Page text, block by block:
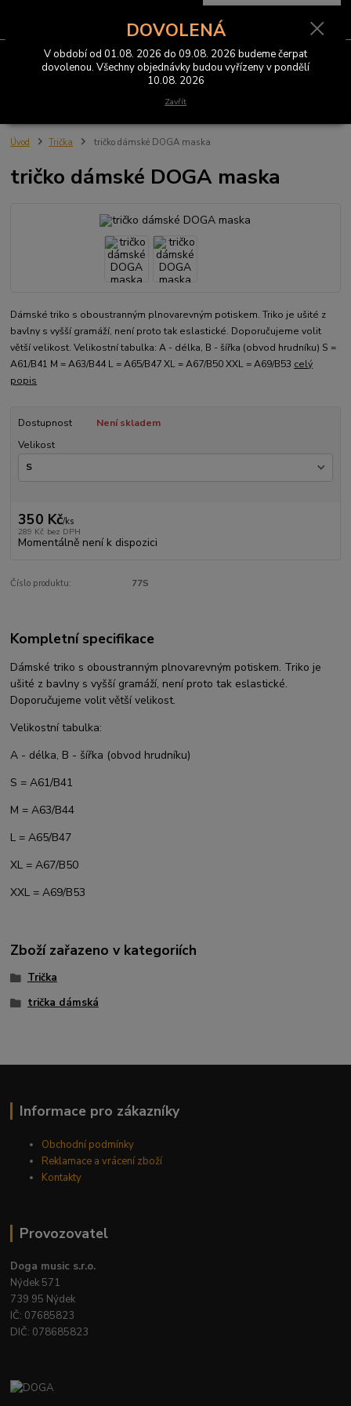
Menu
0 Kč
Úvod Trička tričko dámské DOGA maska
tričko dámské DOGA maska
Dámské triko s oboustranným plnovarevným potiskem. Triko je ušité z
bavlny s vyšší gramáží, není proto tak eslastické. Doporučujeme volit
větší velikost. Velikostní tabulka: A - délka, B - šířka (obvod hrudníku) S =
A61/B41 M = A63/B44 L = A65/B47 XL = A67/B50 XXL = A69/B53 celý
popis
Dostupnost
Není skladem
Velikost
350 Kč/ks
289 Kč bez DPH
Momentálně není k dispozici
Číslo produktu: 77S
Kompletní specifikace
Dámské triko s oboustranným plnovarevným potiskem. Triko je
ušité z bavlny s vyšší gramáží, není proto tak eslastické.
Doporučujeme volit větší velikost.
Velikostní tabulka:
A - délka, B - šířka (obvod hrudníku)
S = A61/B41
M = A63/B44
L = A65/B47
XL = A67/B50
XXL = A69/B53
Zboží zařazeno v kategoriích
Trička
trička dámská
Informace pro zákazníky
Obchodní podmínky
Reklamace a vrácení zboží
Kontakty
Provozovatel
Doga music s.r.o.
Nýdek 571
739 95 Nýdek
IČ: 07685823
DIČ: 078685823
DOVOLENÁ
V období od 01.08. 2026 do 09.08. 2026 budeme čerpat
dovolenou. Všechny objednávky budou vyřízeny v pondělí
10.08. 2026
Zavřít